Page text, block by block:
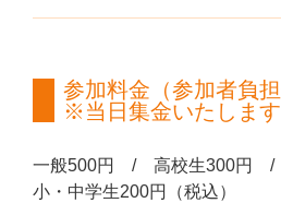
参加料金（参加者負担
※当日集金いたします
一般500円 / 高校生300円
小・中学生200円（税込）